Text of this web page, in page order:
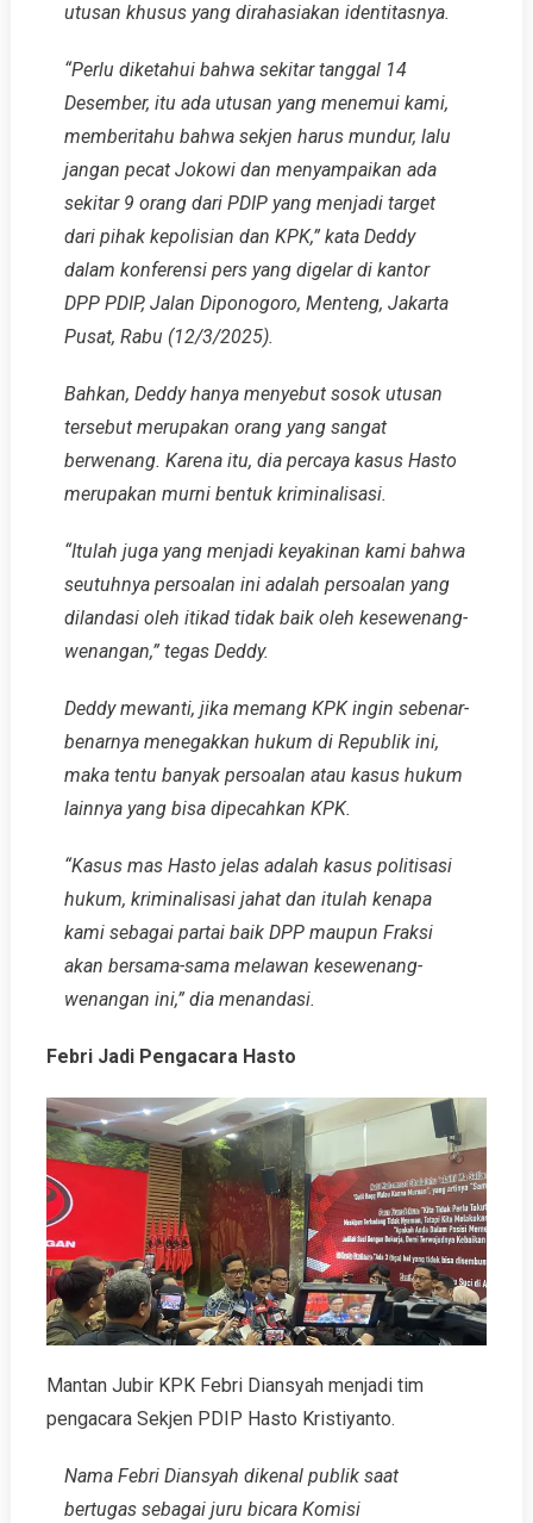
utusan khusus yang dirahasiakan identitasnya.
“Perlu diketahui bahwa sekitar tanggal 14
Desember, itu ada utusan yang menemui kami,
memberitahu bahwa sekjen harus mundur, lalu
jangan pecat Jokowi dan menyampaikan ada
sekitar 9 orang dari PDIP yang menjadi target
dari pihak kepolisian dan KPK,” kata Deddy
dalam konferensi pers yang digelar di kantor
DPP PDIP, Jalan Diponogoro, Menteng, Jakarta
Pusat, Rabu (12/3/2025).
Bahkan, Deddy hanya menyebut sosok utusan
tersebut merupakan orang yang sangat
berwenang. Karena itu, dia percaya kasus Hasto
merupakan murni bentuk kriminalisasi.
“Itulah juga yang menjadi keyakinan kami bahwa
seutuhnya persoalan ini adalah persoalan yang
dilandasi oleh itikad tidak baik oleh kesewenang-
wenangan,” tegas Deddy.
Deddy mewanti, jika memang KPK ingin sebenar-
benarnya menegakkan hukum di Republik ini,
maka tentu banyak persoalan atau kasus hukum
lainnya yang bisa dipecahkan KPK.
“Kasus mas Hasto jelas adalah kasus politisasi
hukum, kriminalisasi jahat dan itulah kenapa
kami sebagai partai baik DPP maupun Fraksi
akan bersama-sama melawan kesewenang-
wenangan ini,” dia menandasi.
Febri Jadi Pengacara Hasto
Mantan Jubir KPK Febri Diansyah menjadi tim
pengacara Sekjen PDIP Hasto Kristiyanto.
Nama Febri Diansyah dikenal publik saat
bertugas sebagai juru bicara Komisi